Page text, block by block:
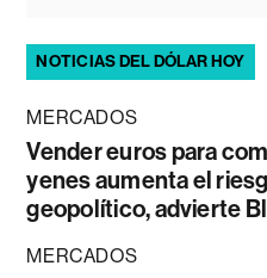
NOTICIAS DEL DÓLAR HOY
MERCADOS
Vender euros para
yenes aumenta el
geopolítico, advierte
MERCADOS